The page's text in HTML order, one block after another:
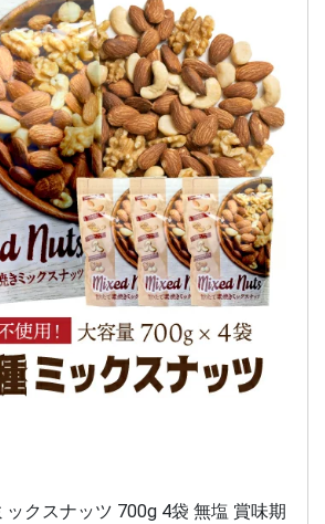
クスナッツ 700g 4袋 無塩 賞味期